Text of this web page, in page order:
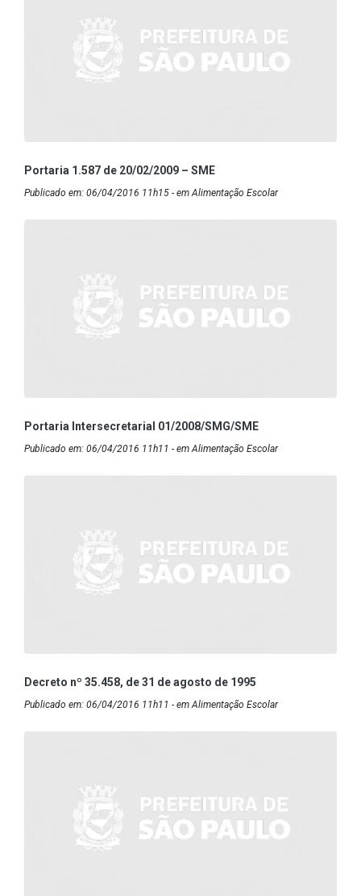
Portaria 1.587 de 20/02/2009 – SME
Publicado em: 06/04/2016 11h15 - em Alimentação Escolar
Portaria Intersecretarial 01/2008/SMG/SME
Publicado em: 06/04/2016 11h11 - em Alimentação Escolar
Decreto nº 35.458, de 31 de agosto de 1995
Publicado em: 06/04/2016 11h11 - em Alimentação Escolar